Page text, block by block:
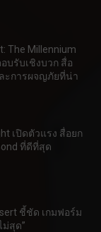
The Millennium
บรับเชิงบวก สื่อ
ะการผจญภัยที่น่า
เปิดตัวแรง สื่อยก
ที่ดีที่สุด
ชี้ชัด เกมฟอร์ม
ม่สุด”